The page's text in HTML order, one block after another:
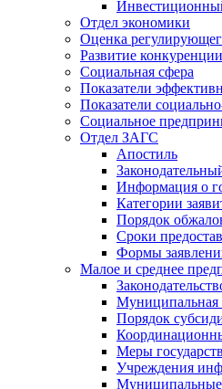
Отдел экономики
Оценка
Развитие конкуренции
Социальная сфера
Показатели
Показатели
Социальное
Отдел ЗАГС
Апостиль
Информация о
Категории
Порядок
Сроки
Формы
Малое и среднее
Муниципальная
Порядок
Меры
Учреждения
Муниципальные